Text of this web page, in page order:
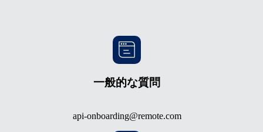
一般的な質問
api-onboarding@remote.com